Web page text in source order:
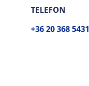
TELEFON
+36 20 368 5431